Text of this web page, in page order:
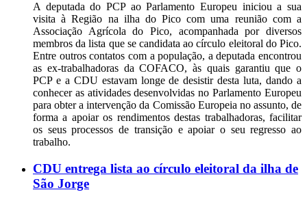
A deputada do PCP ao Parlamento Europeu iniciou a sua
visita à Região na ilha do Pico com uma reunião com a
Associação Agrícola do Pico, acompanhada por diversos
membros da lista que se candidata ao círculo eleitoral do Pico.
Entre outros contatos com a população, a deputada encontrou
as ex-trabalhadoras da COFACO, às quais garantiu que o
PCP e a CDU estavam longe de desistir desta luta, dando a
conhecer as atividades desenvolvidas no Parlamento Europeu
para obter a intervenção da Comissão Europeia no assunto, de
forma a apoiar os rendimentos destas trabalhadoras, facilitar
os seus processos de transição e apoiar o seu regresso ao
trabalho.
CDU entrega lista ao círculo eleitoral da ilha de
São Jorge